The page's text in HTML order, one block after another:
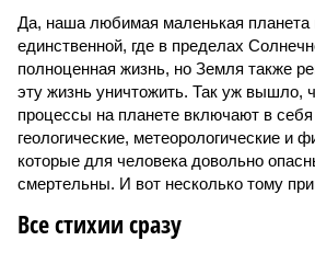
Да, наша любимая маленькая
единственной, где в пределах
полноценная жизнь, но Земля также
эту жизнь уничтожить. Так уж вышло,
процессы на планете включают в
геологические, метеорологические и
которые для человека довольно
смертельны. И вот несколько тому
Все стихии сразу